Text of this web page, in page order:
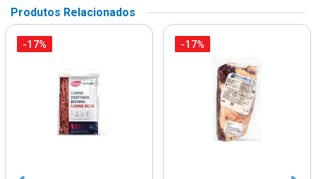
Produtos Relacionados
-17% -17%